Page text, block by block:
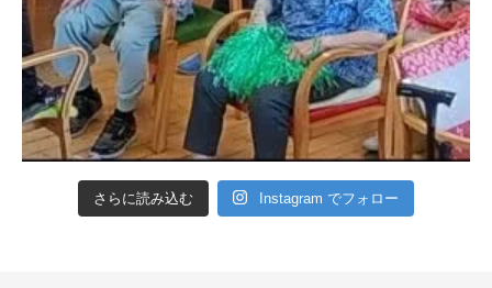
さらに読み込む Instagram でフォロー